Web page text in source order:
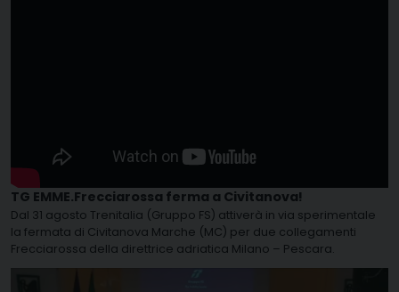
TG EMME.Frecciarossa ferma a Civitanova!
Dal 31 agosto Trenitalia (Gruppo FS) attiverà in via sperimentale
la fermata di Civitanova Marche (MC) per due collegamenti
Frecciarossa della direttrice adriatica Milano – Pescara.